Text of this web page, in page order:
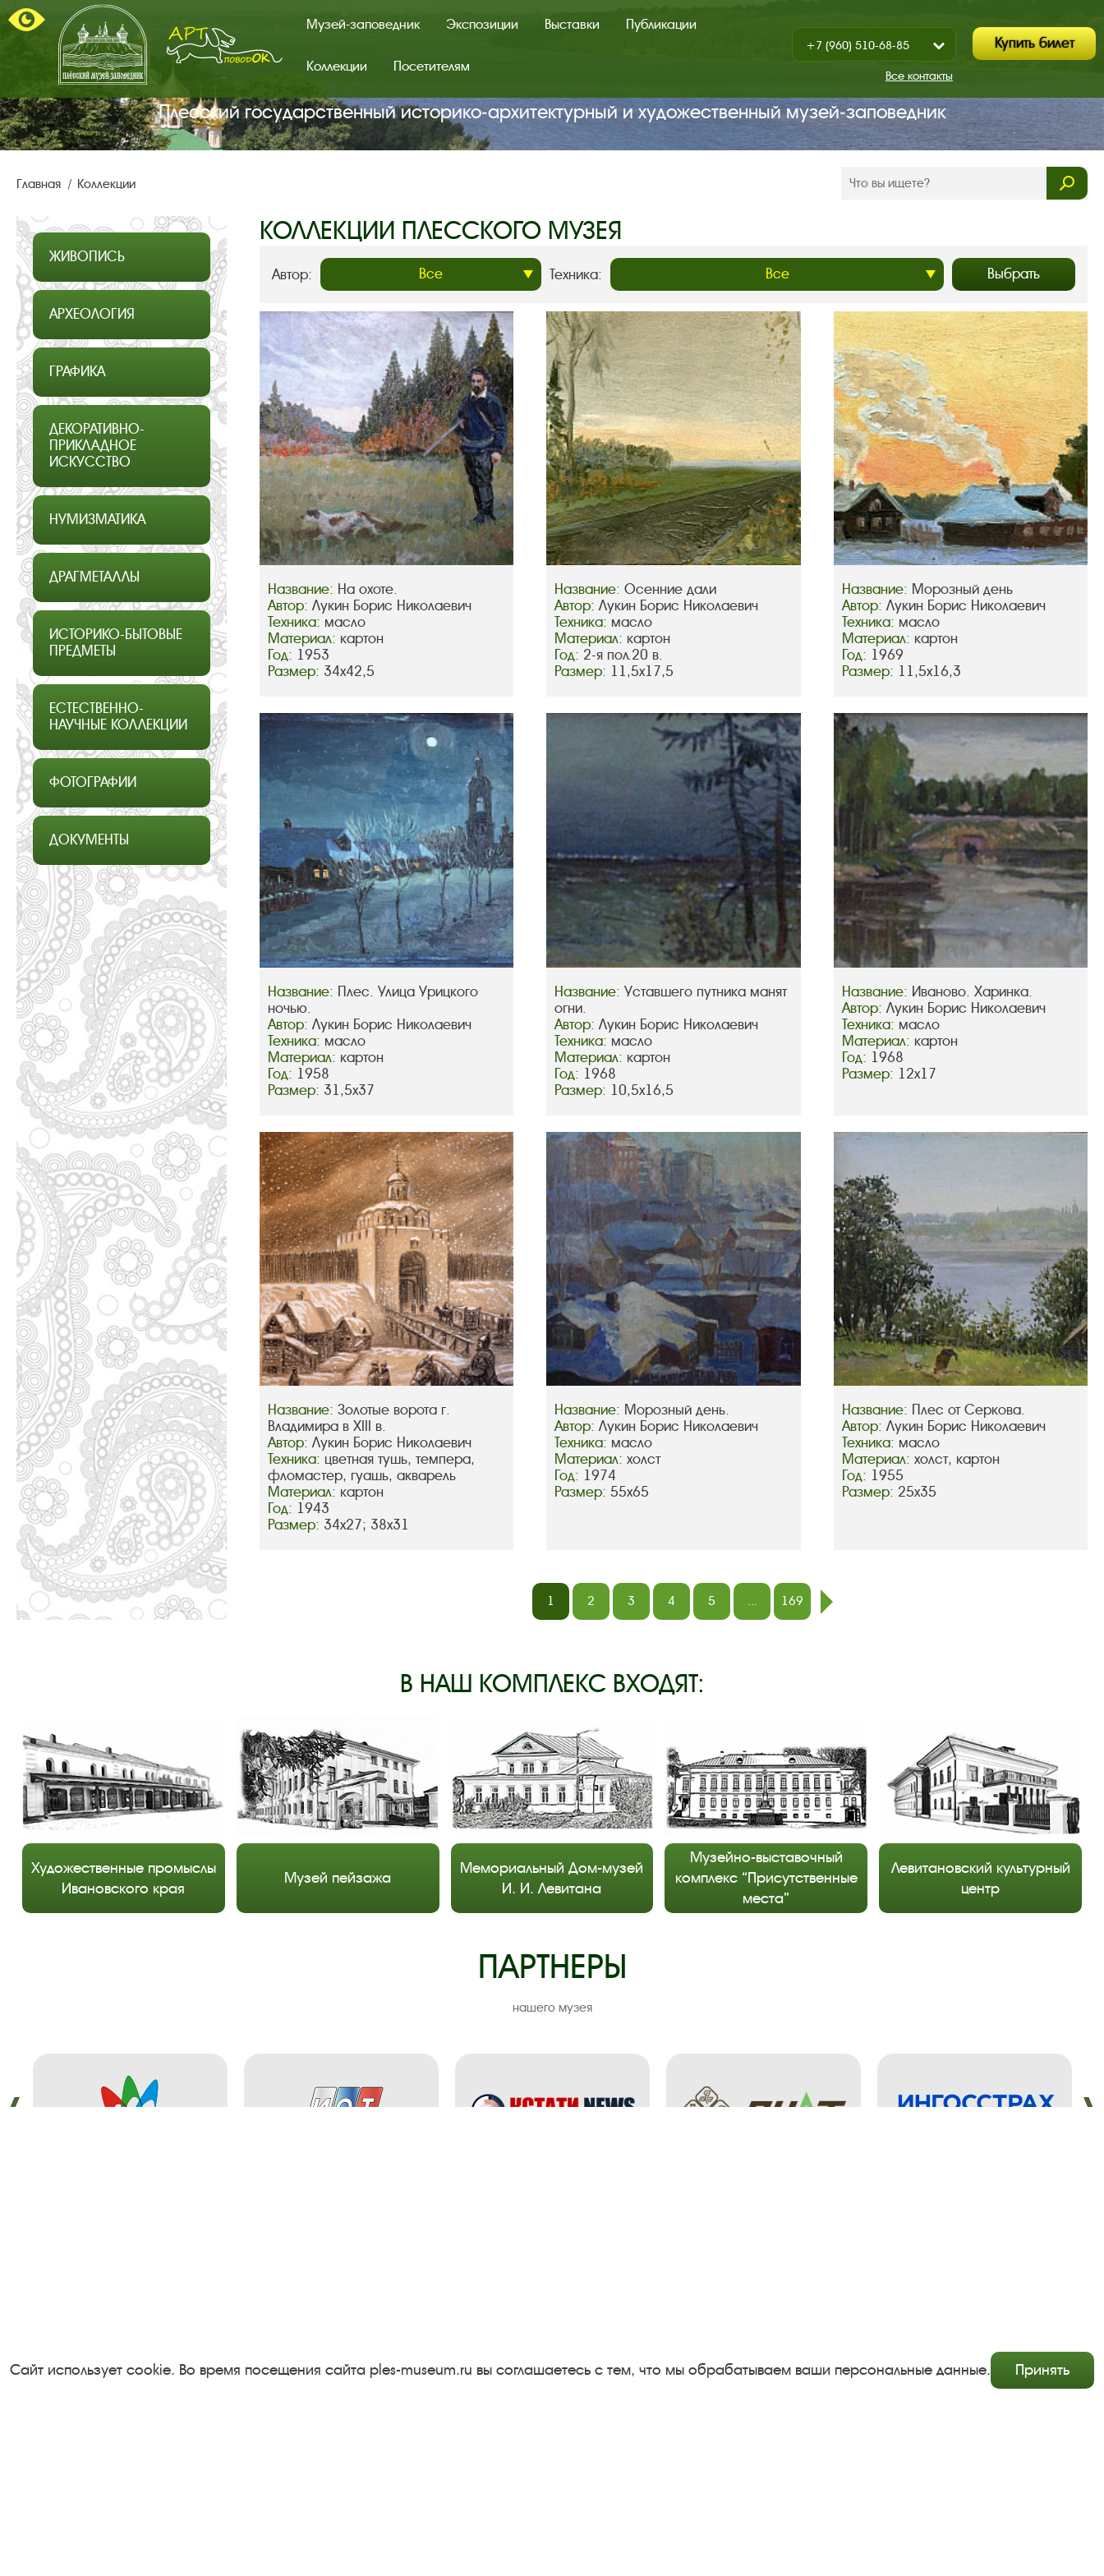
Главная
страница.
поводок.
Музей-заповедник Экспозиции Выставки Публикации
Коллекции Посетителям
Показать
/
Закрыть
+7 (960) 510-68-85
+7 (930) 347-67-70Все контакты
Купить билет
Плесский государственный историко‑архитектурный и художественный музей‑заповедник
Главная Коллекции
ЖИВОПИСЬ
АРХЕОЛОГИЯ
ГРАФИКА
ДЕКОРАТИВНО-
ПРИКЛАДНОЕ
ИСКУССТВО
НУМИЗМАТИКА
ДРАГМЕТАЛЛЫ
ИСТОРИКО-БЫТОВЫЕ
ПРЕДМЕТЫ
ЕСТЕСТВЕННО-
НАУЧНЫЕ КОЛЛЕКЦИИ
ФОТОГРАФИИ
ДОКУМЕНТЫ
КОЛЛЕКЦИИ ПЛЕССКОГО МУЗЕЯ
Автор: Техника: Выбрать
Название: На охоте.
Автор: Лукин Борис Николаевич
Техника: масло
Материал: картон
Год: 1953
Размер: 34х42,5
Название:Осенние дали
Автор:Лукин Борис Николаевич
Техника: масло
Материал: картон
Год: 2-я пол.20 в.
Размер: 11,5х17,5
Название: Морозный день
Автор: Лукин Борис Николаевич
Техника: масло
Материал: картон
Год: 1969
Размер: 11,5х16,3
Название: Плес. Улица Урицкого
ночью.
Автор: Лукин Борис Николаевич
Техника: масло
Материал: картон
Год: 1958
Размер: 31,5х37
Название:Уставшего путника манят
огни.
Автор:Лукин Борис Николаевич
Техника: масло
Материал: картон
Год: 1968
Размер: 10,5х16,5
Название: Иваново. Харинка.
Автор: Лукин Борис Николаевич
Техника: масло
Материал: картон
Год: 1968
Размер: 12х17
Название: Золотые ворота г.
Владимира в XIII в.
Автор: Лукин Борис Николаевич
Техника: цветная тушь, темпера,
фломастер, гуашь, акварель
Материал: картон
Год: 1943
Размер: 34х27; 38х31
Название: Морозный день.
Автор:Лукин Борис Николаевич
Техника: масло
Материал:холст
Год: 1974
Размер:55х65
Название: Плес от Серкова.
Автор: Лукин Борис Николаевич
Техника: масло
Материал: холст, картон
Год: 1955
Размер: 25х35
1 2 3 4 5 ...
169
В НАШ КОМПЛЕКС ВХОДЯТ:
Художественные промыслы
Ивановского края
Музей пейзажа
Мемориальный Дом-музей
И. И. Левитана
Музейно-выставочный
комплекс “Присутственные
места”
Левитановский культурный
центр
ПАРТНЕРЫ
нашего музея
Посетителям
Турфирмам
Результаты независимой
Copyright © http://www.plyos.org
Сайт использует cookie. Во время посещения сайта ples-museum.ru вы соглашаетесь с тем, что мы обрабатываем ваши персональные данные. Принять